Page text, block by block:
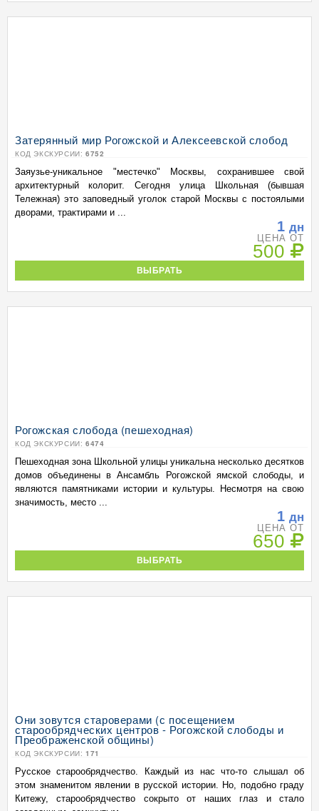
Затерянный мир Рогожской и Алексеевской слобод
КОД ЭКСКУРСИИ: 6752
Заяузье-уникальное "местечко" Москвы, сохранившее свой
архитектурный колорит. Сегодня улица Школьная (бывшая
Тележная) это заповедный уголок старой Москвы с постоялыми
дворами, трактирами и ...
1 дн
ЦЕНА ОТ
500
ВЫБРАТЬ
Рогожская слобода (пешеходная)
КОД ЭКСКУРСИИ: 6474
Пешеходная зона Школьной улицы уникальна несколько десятков
домов объединены в Ансамбль Рогожской ямской слободы, и
являются памятниками истории и культуры. Несмотря на свою
значимость, место ...
1 дн
ЦЕНА ОТ
650
ВЫБРАТЬ
Они зовутся староверами (с посещением
старообрядческих центров - Рогожской слободы и
Преображенской общины)
КОД ЭКСКУРСИИ: 171
Русское старообрядчество. Каждый из нас что-то слышал об
этом знаменитом явлении в русской истории. Но, подобно граду
Китежу, старообрядчество сокрыто от наших глаз и стало